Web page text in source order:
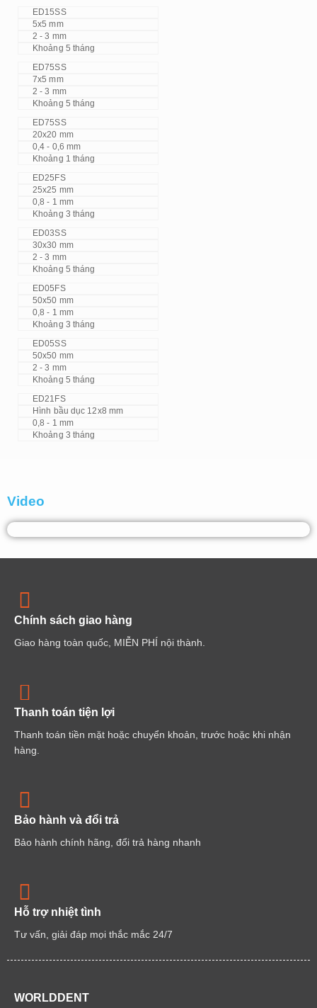
ED15SS
5x5 mm
2 - 3 mm
Khoảng 5 tháng
ED75SS
7x5 mm
2 - 3 mm
Khoảng 5 tháng
ED75SS
20x20 mm
0,4 - 0,6 mm
Khoảng 1 tháng
ED25FS
25x25 mm
0,8 - 1 mm
Khoảng 3 tháng
ED03SS
30x30 mm
2 - 3 mm
Khoảng 5 tháng
ED05FS
50x50 mm
0,8 - 1 mm
Khoảng 3 tháng
ED05SS
50x50 mm
2 - 3 mm
Khoảng 5 tháng
ED21FS
Hình bầu dục 12x8 mm
0,8 - 1 mm
Khoảng 3 tháng
Video
Chính sách giao hàng
Giao hàng toàn quốc, MIỄN PHÍ nội thành.
Thanh toán tiện lợi
Thanh toán tiền mặt hoặc chuyển khoản, trước hoặc khi nhận
hàng.
Bảo hành và đổi trả
Bảo hành chính hãng, đổi trả hàng nhanh
Hỗ trợ nhiệt tình
Tư vấn, giải đáp mọi thắc mắc 24/7
WORLDDENT